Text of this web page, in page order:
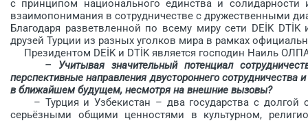
с принципом национального единства и
взаимопонимания в сотрудничестве с дружественными
Благодаря разветвленной по всему миру сети DEİK
друзей Турции из разных уголков мира в рамках
Президентом DEİK и DTİK является господин Наиль
– Учитывая значительный потенциал
перспективные направления двустороннего
в ближайшем будущем, несмотря на внешние вызовы?
– Турция и Узбекистан – два государства с долгой
серьёзными общими ценностями в культурном,